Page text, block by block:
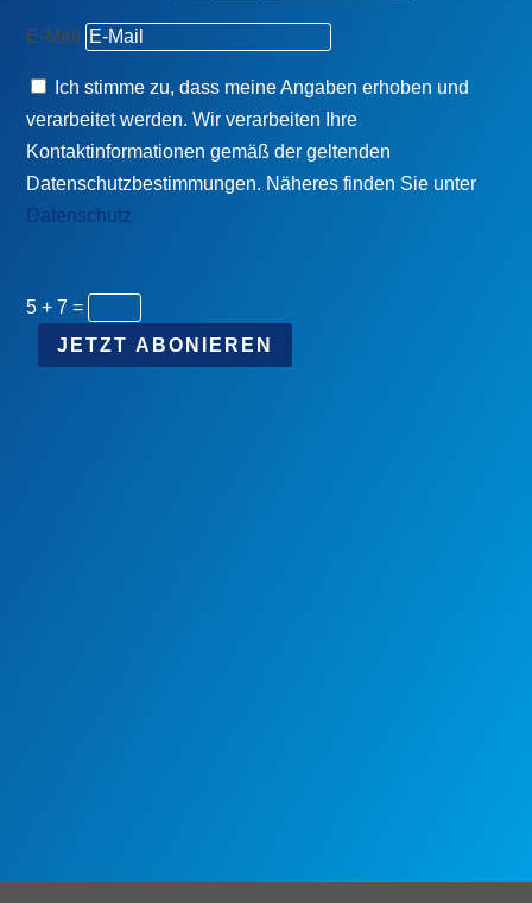
E-Mail
Ich stimme zu, dass meine Angaben erhoben und
verarbeitet werden. Wir verarbeiten Ihre
Kontaktinformationen gemäß der geltenden
Datenschutzbestimmungen. Näheres finden Sie unter
Datenschutz
5 + 7 =
JETZT ABONIEREN